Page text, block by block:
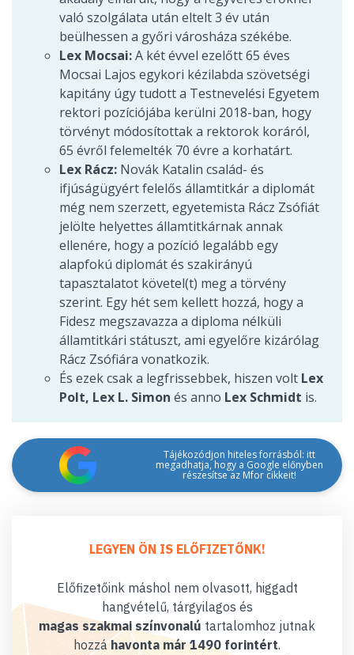
való szolgálata után eltelt 3 év után
beülhessen a győri városháza székébe.
Lex Mocsai:A két évvel ezelőtt 65 éves
Mocsai Lajos egykori kézilabda szövetségi
kapitány úgy tudott a Testnevelési Egyetem
rektori pozíciójába kerülni 2018-ban, hogy
törvényt módosítottak a rektorok koráról,
65 évről felemelték 70 évre a korhatárt.
Lex Rácz: Novák Katalin család- és
ifjúságügyért felelős államtitkár a diplomát
még nem szerzett, egyetemista Rácz Zsófiát
jelölte helyettes államtitkárnak annak
ellenére, hogy a pozíció legalább egy
alapfokú diplomát és szakirányú
tapasztalatot követel(t) meg a törvény
szerint. Egy hét sem kellett hozzá, hogy a
Fidesz megszavazza a diploma nélküli
államtitkári státuszt, ami egyelőre kizárólag
Rácz Zsófiára vonatkozik.
És ezek csak a legfrissebbek, hiszen volt Lex
Polt, Lex L. Simon és anno Lex Schmidt is.
Tájékozódjon hiteles forrásból: itt
megadhatja, hogy a Google előnyben
részesítse az Mfor cikkeit!
LEGYEN ÖN IS ELŐFIZETŐNK!
Előfizetőink máshol nem olvasott, higgadt
hangvételű, tárgyilagos és
magas szakmai színvonalú tartalomhoz jutnak
hozzáhavonta már 1490 forintért.